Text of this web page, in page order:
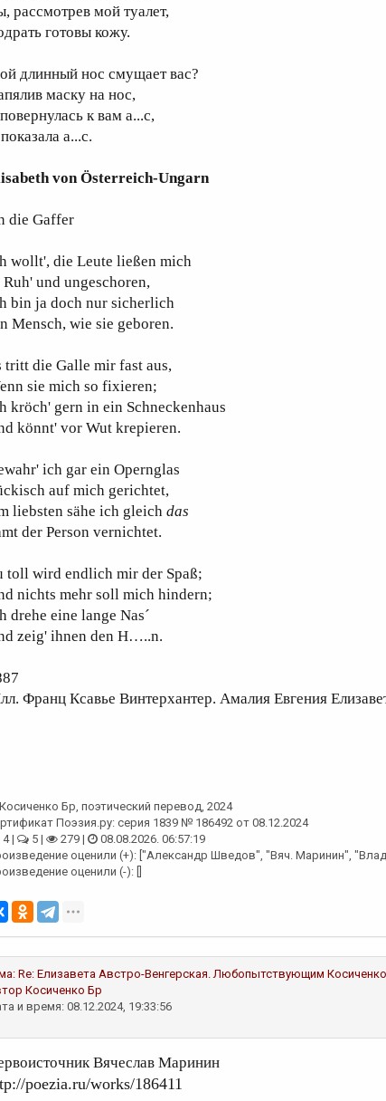
рассмотрев мой туалет,
готовы кожу.
длинный нос смущает вас?
маску на нос,
к вам а...с,
а...с.
von Österreich-Ungarn
die Gaffer
wollt', die Leute ließen mich
und ungeschoren,
bin ja doch nur sicherlich
Mensch, wie sie geboren.
tritt die Galle mir fast aus,
sie mich so fixieren;
kröch' gern in ein Schneckenhaus
könnt' vor Wut krepieren.
ich gar ein Opernglas
auf mich gerichtet,
liebsten sähe ich gleich das
der Person vernichtet.
toll wird endlich mir der Spaß;
nichts mehr soll mich hindern;
drehe eine lange Nas´
zeig' ihnen den H…..n.
Франц Ксавье Винтерхантер. Амалия Евгения
Косиченко Бр, поэтический перевод, 2024
Поэзия.ру: серия 1839 № 186492 от 08.12.2024
4 |
5 | 279 |
08.08.2026. 06:57:19
оценили (+): ["Александр Шведов", "Вяч. Маринин",
оценили (-): []
Re: Елизавета Австро-Венгерская. Любопытствующим
Косиченко Бр
и время: 08.12.2024, 19:33:56
Вячеслав Маринин
poezia.ru/works/186411